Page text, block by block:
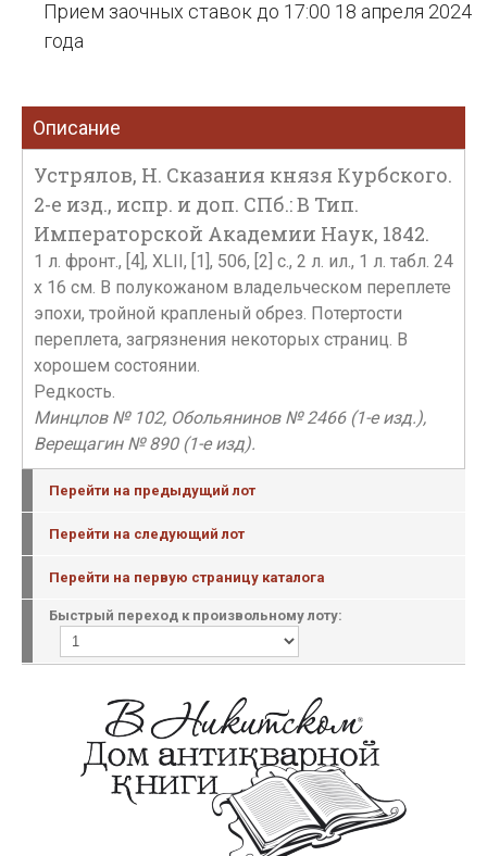
Прием заочных ставок до 17:00 18 апреля 2024
года
Описание
Устрялов, Н. Сказания князя Курбского.
2-е изд., испр. и доп. СПб.: В Тип.
Императорской Академии Наук, 1842.
1 л. фронт., [4], XLII, [1], 506, [2] с., 2 л. ил., 1 л. табл. 24
х 16 см. В полукожаном владельческом переплете
эпохи, тройной крапленый обрез. Потертости
переплета, загрязнения некоторых страниц. В
хорошем состоянии.
Редкость.
Минцлов № 102, Обольянинов № 2466 (1-е изд.),
Верещагин № 890 (1-е изд).
Перейти на предыдущий лот
Перейти на следующий лот
Перейти на первую страницу каталога
Быстрый переход к произвольному лоту: